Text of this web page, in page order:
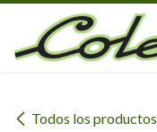
Ir al contenido
Todos los productos